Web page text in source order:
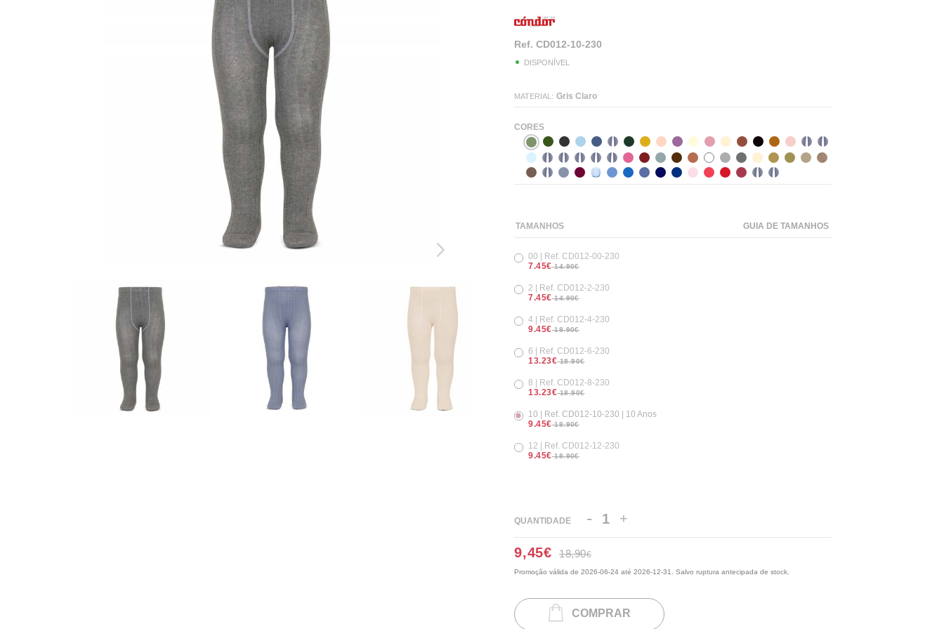
Ref. CD012-10-230
DISPONÍVEL
MATERIAL: Gris Claro
CORES
TAMANHOS GUIA DE TAMANHOS
00 | Ref. CD012-00-230
7.45€14.90€
2 | Ref. CD012-2-230
7.45€14.90€
4 | Ref. CD012-4-230
9.45€18.90€
6 | Ref. CD012-6-230
13.23€18.90€
8 | Ref. CD012-8-230
13.23€18.90€
10 | Ref. CD012-10-230 | 10 Anos
9.45€18.90€
12 | Ref. CD012-12-230
9.45€18.90€
QUANTIDADE - +
9,45€ 18,90€
Promoção válida de 2026-06-24 até 2026-12-31. Salvo ruptura antecipada de stock.
COMPRAR